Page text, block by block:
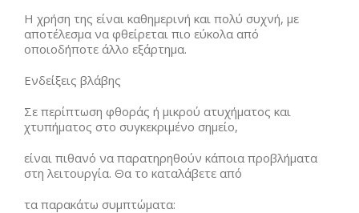
Η χρήση της είναι καθημερινή και πολύ συχνή, με
αποτέλεσμα να φθείρεται πιο εύκολα από
οποιοδήποτε άλλο εξάρτημα.
Ενδείξεις βλάβης
Σε περίπτωση φθοράς ή μικρού ατυχήματος και
χτυπήματος στο συγκεκριμένο σημείο,
είναι πιθανό να παρατηρηθούν κάποια προβλήματα
στη λειτουργία. Θα το καταλάβετε από
τα παρακάτω συμπτώματα: